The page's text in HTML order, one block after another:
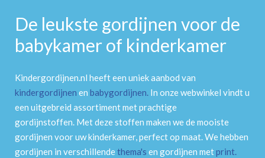
De leukste gordijnen voor de
babykamer of kinderkamer
Kindergordijnen.nl heeft een uniek aanbod van
kindergordijnen en babygordijnen. In onze webwinkel vindt u
een uitgebreid assortiment met prachtige
gordijnstoffen. Met deze stoffen maken we de mooiste
gordijnen voor uw kinderkamer, perfect op maat. We hebben
gordijnen in verschillendethema's en gordijnen metprint.